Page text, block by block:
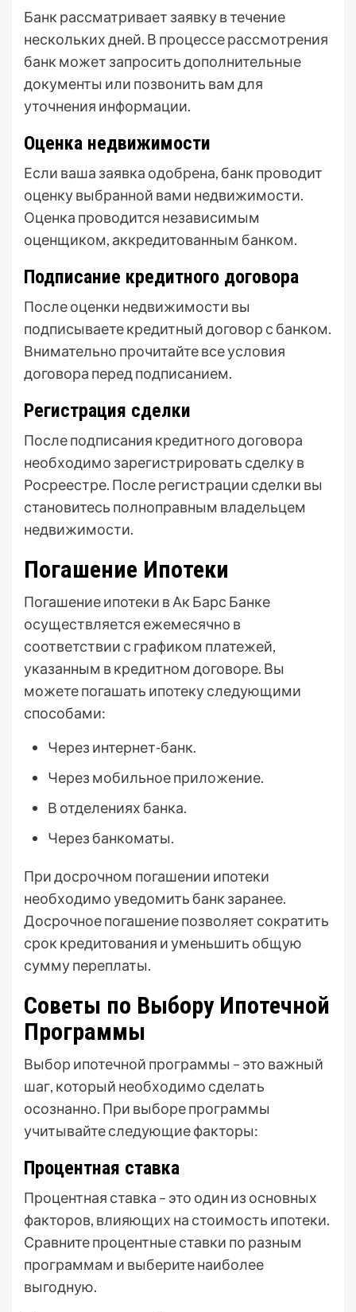
Банк рассматривает заявку в течение
нескольких дней. В процессе рассмотрения
банк может запросить дополнительные
документы или позвонить вам для
уточнения информации.
Оценка недвижимости
Если ваша заявка одобрена, банк проводит
оценку выбранной вами недвижимости.
Оценка проводится независимым
оценщиком, аккредитованным банком.
Подписание кредитного договора
После оценки недвижимости вы
подписываете кредитный договор с банком.
Внимательно прочитайте все условия
договора перед подписанием.
Регистрация сделки
После подписания кредитного договора
необходимо зарегистрировать сделку в
Росреестре. После регистрации сделки вы
становитесь полноправным владельцем
недвижимости.
Погашение Ипотеки
Погашение ипотеки в Ак Барс Банке
осуществляется ежемесячно в
соответствии с графиком платежей,
указанным в кредитном договоре. Вы
можете погашать ипотеку следующими
способами:
Через интернет-банк.
Через мобильное приложение.
В отделениях банка.
Через банкоматы.
При досрочном погашении ипотеки
необходимо уведомить банк заранее.
Досрочное погашение позволяет сократить
срок кредитования и уменьшить общую
сумму переплаты.
Советы по Выбору Ипотечной
Программы
Выбор ипотечной программы – это важный
шаг, который необходимо сделать
осознанно. При выборе программы
учитывайте следующие факторы:
Процентная ставка
Процентная ставка – это один из основных
факторов, влияющих на стоимость ипотеки.
Сравните процентные ставки по разным
программам и выберите наиболее
выгодную.